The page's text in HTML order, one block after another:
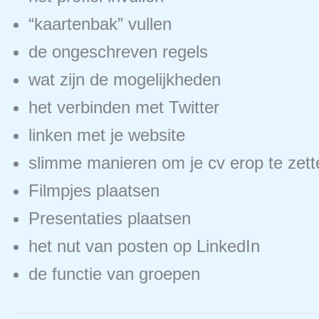
“kaartenbak” vullen
de ongeschreven regels
wat zijn de mogelijkheden
het verbinden met Twitter
linken met je website
slimme manieren om je cv erop te
Filmpjes plaatsen
Presentaties plaatsen
het nut van posten op LinkedIn
de functie van groepen